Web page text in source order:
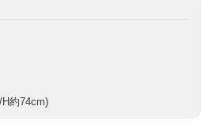
約74cm)